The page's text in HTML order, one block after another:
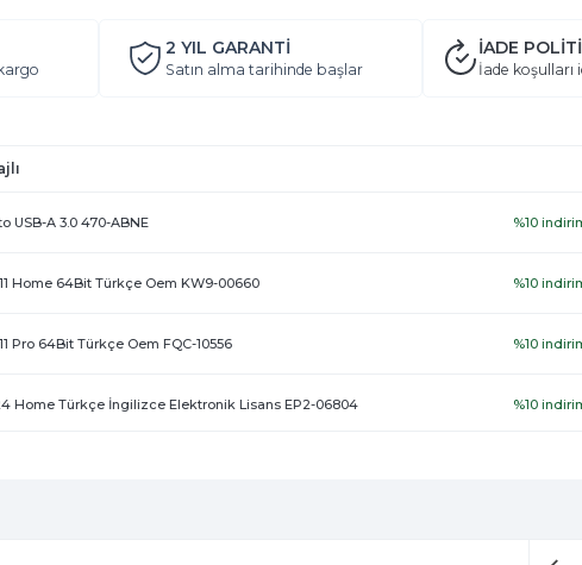
2 YIL GARANTİ
Satın alma tarihinde başlar
İADE
İade koşulları
USB-A 3.0 470-ABNE %10
Home 64Bit Türkçe Oem KW9-00660 %10
Pro 64Bit Türkçe Oem FQC-10556 %10
Home Türkçe İngilizce Elektronik Lisans EP2-06804 %10